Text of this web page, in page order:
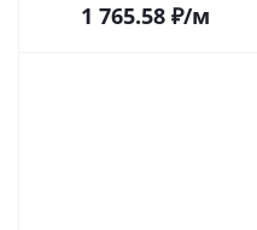
1 765.58₽/м